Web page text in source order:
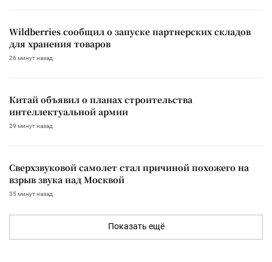
Wildberries сообщил о запуске партнерских складов
для хранения товаров
26 минут назад
Китай объявил о планах строительства
интеллектуальной армии
29 минут назад
Сверхзвуковой самолет стал причиной похожего на
взрыв звука над Москвой
35 минут назад
Показать ещё